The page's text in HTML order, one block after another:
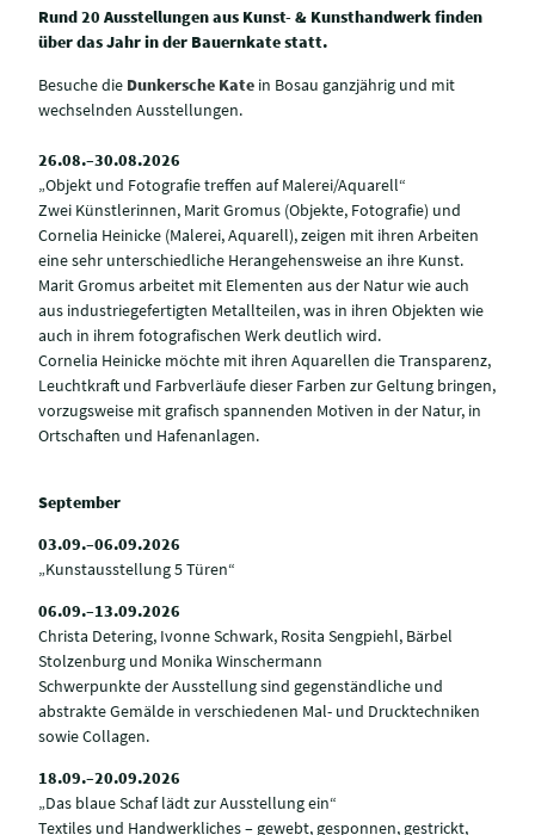
Rund 20 Ausstellungen aus Kunst- & Kunsthandwerk finden
über das Jahr in der Bauernkate statt.
Besuche die Dunkersche Kate in Bosau ganzjährig und mit
wechselnden Ausstellungen.
26.08.–30.08.2026
„Objekt und Fotografie treffen auf Malerei/Aquarell“
Zwei Künstlerinnen, Marit Gromus (Objekte, Fotografie) und
Cornelia Heinicke (Malerei, Aquarell), zeigen mit ihren Arbeiten
eine sehr unterschiedliche Herangehensweise an ihre Kunst.
Marit Gromus arbeitet mit Elementen aus der Natur wie auch
aus industriegefertigten Metallteilen, was in ihren Objekten wie
auch in ihrem fotografischen Werk deutlich wird.
Cornelia Heinicke möchte mit ihren Aquarellen die Transparenz,
Leuchtkraft und Farbverläufe dieser Farben zur Geltung bringen,
vorzugsweise mit grafisch spannenden Motiven in der Natur, in
Ortschaften und Hafenanlagen.
September
03.09.–06.09.2026
„Kunstausstellung 5 Türen“
06.09.–13.09.2026
Christa Detering, Ivonne Schwark, Rosita Sengpiehl, Bärbel
Stolzenburg und Monika Winschermann
Schwerpunkte der Ausstellung sind gegenständliche und
abstrakte Gemälde in verschiedenen Mal- und Drucktechniken
sowie Collagen.
18.09.–20.09.2026
„Das blaue Schaf lädt zur Ausstellung ein“
Textiles und Handwerkliches – gewebt, gesponnen, gestrickt,